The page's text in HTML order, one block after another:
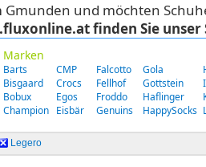
Gmunden und möchten
finden Sie
Marken
Barts
Bisgaard
Bobux
Champion
CMP
Crocs
Egos
Eisbär
Falcotto
Fellhof
Froddo
Genuins
Gola
Gottstein
Haflinger
HappySocks
Legero